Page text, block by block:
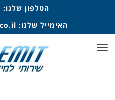
הטלפון שלנו:
האימייל שלנו:
תפריט